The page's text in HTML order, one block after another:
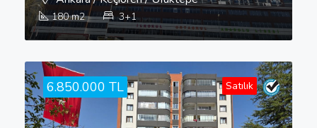
180 m2 3+1
6.850.000 TL Satılık